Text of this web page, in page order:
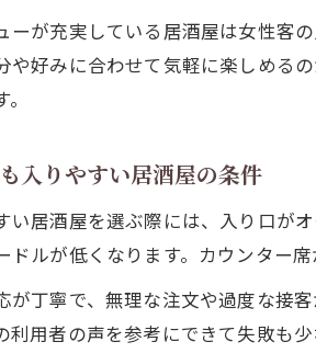
ーが充実している居酒屋は女性客
や好みに合わせて気軽に楽しめる
入りやすい居酒屋の条件
い居酒屋を選ぶ際には、入り口が
ドルが低くなります。カウンター
が丁寧で、無理な注文や過度な接
利用者の声を参考にできて失敗も